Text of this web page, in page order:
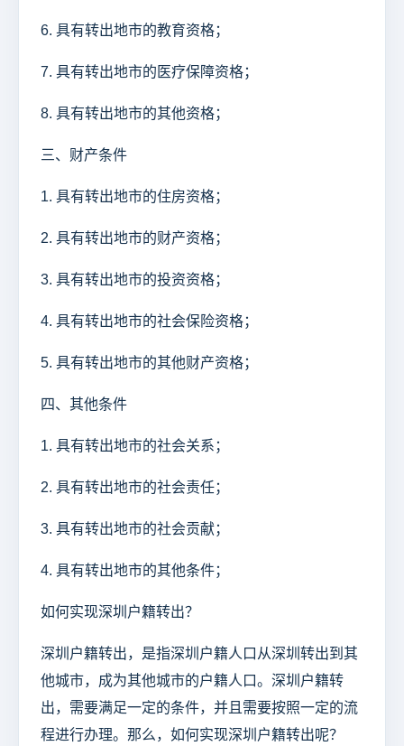
6. 具有转出地市的教育资格；
7. 具有转出地市的医疗保障资格；
8. 具有转出地市的其他资格；
三、财产条件
1. 具有转出地市的住房资格；
2. 具有转出地市的财产资格；
3. 具有转出地市的投资资格；
4. 具有转出地市的社会保险资格；
5. 具有转出地市的其他财产资格；
四、其他条件
1. 具有转出地市的社会关系；
2. 具有转出地市的社会责任；
3. 具有转出地市的社会贡献；
4. 具有转出地市的其他条件；
如何实现深圳户籍转出？
深圳户籍转出，是指深圳户籍人口从深圳转出到其
他城市，成为其他城市的户籍人口。深圳户籍转
出，需要满足一定的条件，并且需要按照一定的流
程进行办理。那么，如何实现深圳户籍转出呢？